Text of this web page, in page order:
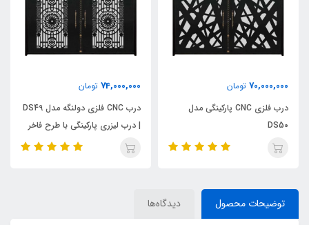
70,000,000 تومان
درب فلزی CNC پارکینگی مدل
DS50
74,000,000 تومان
درب CNC فلزی دولنگه مدل DS49
| درب لیزری پارکینگی با طرح فاخر
توضیحات محصول دیدگاه‌ها